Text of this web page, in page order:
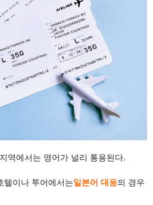
역에서는 영어가 널리 통용된다.
텔이나 투어에서는일본어 대응의 경우